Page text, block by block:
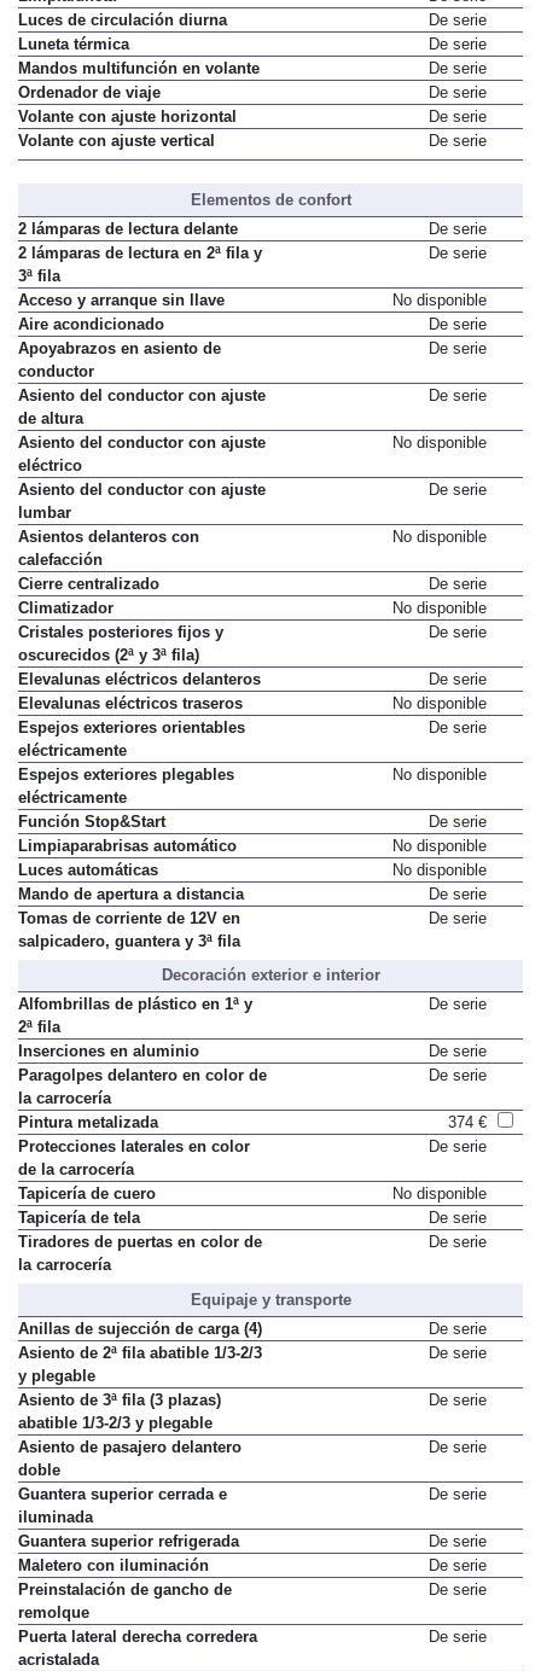
Luces de circulación diurna
De serie
Luneta térmica
De serie
Mandos multifunción en volante
De serie
Ordenador de viaje
De serie
Volante con ajuste horizontal
De serie
Volante con ajuste vertical
De serie
Elementos de confort
2 lámparas de lectura delante
De serie
2 lámparas de lectura en 2ª fila y
3ª fila
De serie
Acceso y arranque sin llave
No disponible
Aire acondicionado
De serie
Apoyabrazos en asiento de
conductor
De serie
Asiento del conductor con ajuste
de altura
De serie
Asiento del conductor con ajuste
eléctrico
No disponible
Asiento del conductor con ajuste
lumbar
De serie
Asientos delanteros con
calefacción
No disponible
Cierre centralizado
De serie
Climatizador
No disponible
Cristales posteriores fijos y
oscurecidos (2ª y 3ª fila)
De serie
Elevalunas eléctricos delanteros
De serie
Elevalunas eléctricos traseros
No disponible
Espejos exteriores orientables
eléctricamente
De serie
Espejos exteriores plegables
eléctricamente
No disponible
Función Stop&Start
De serie
Limpiaparabrisas automático
No disponible
Luces automáticas
No disponible
Mando de apertura a distancia
De serie
Tomas de corriente de 12V en
salpicadero, guantera y 3ª fila
De serie
Decoración exterior e interior
Alfombrillas de plástico en 1ª y
2ª fila
De serie
Inserciones en aluminio
De serie
Paragolpes delantero en color de
la carrocería
De serie
Pintura metalizada
374 €
Protecciones laterales en color
de la carrocería
De serie
Tapicería de cuero
No disponible
Tapicería de tela
De serie
Tiradores de puertas en color de
la carrocería
De serie
Equipaje y transporte
Anillas de sujección de carga (4)
De serie
Asiento de 2ª fila abatible 1/3-2/3
y plegable
De serie
Asiento de 3ª fila (3 plazas)
abatible 1/3-2/3 y plegable
De serie
Asiento de pasajero delantero
doble
De serie
Guantera superior cerrada e
iluminada
De serie
Guantera superior refrigerada
De serie
Maletero con iluminación
De serie
Preinstalación de gancho de
remolque
De serie
Puerta lateral derecha corredera
acristalada
De serie